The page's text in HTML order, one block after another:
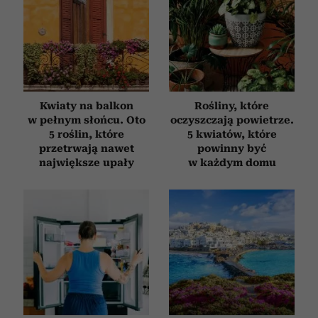
korzystasz z naszej witryny, udostępniamy partnerom
społecznościowym, reklamowym i analitycznym.
Partnerzy mogą połączyć te informacje z innymi danymi
otrzymanymi od Ciebie lub uzyskanymi podczas
korzystania z ich usług.
Kwiaty na balkon
w pełnym słońcu. Oto
5 roślin, które
przetrwają nawet
największe upały
Rośliny, które
oczyszczają powietrze.
5 kwiatów, które
powinny być
w każdym domu